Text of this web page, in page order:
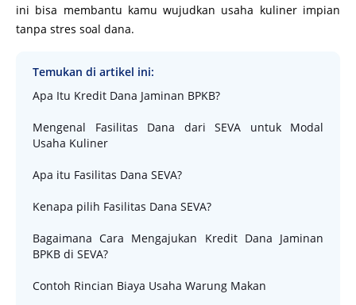
ini bisa membantu kamu wujudkan usaha kuliner impian
tanpa stres soal dana.
Temukan di artikel ini:
Apa Itu Kredit Dana Jaminan BPKB?
Mengenal Fasilitas Dana dari SEVA untuk Modal
Usaha Kuliner
Apa itu Fasilitas Dana SEVA?
Kenapa pilih Fasilitas Dana SEVA?
Bagaimana Cara Mengajukan Kredit Dana Jaminan
BPKB di SEVA?
Contoh Rincian Biaya Usaha Warung Makan